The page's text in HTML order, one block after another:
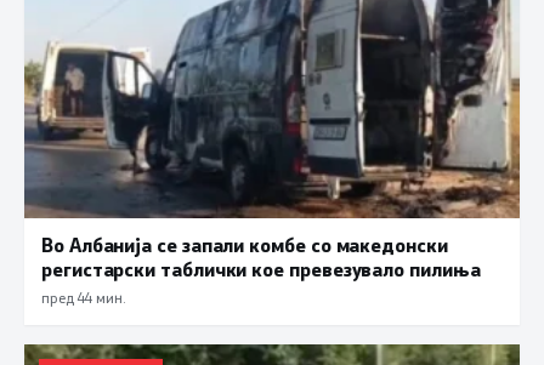
Во Албанија се запали комбе со македонски
регистарски таблички кое превезувало пилиња
пред 44 мин.